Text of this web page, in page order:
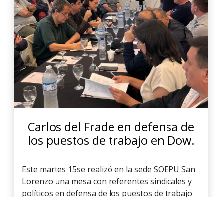
Carlos del Frade en defensa de
los puestos de trabajo en Dow.
Este martes 15se realizó en la sede SOEPU San
Lorenzo una mesa con referentes sindicales y
políticos en defensa de los puestos de trabajo